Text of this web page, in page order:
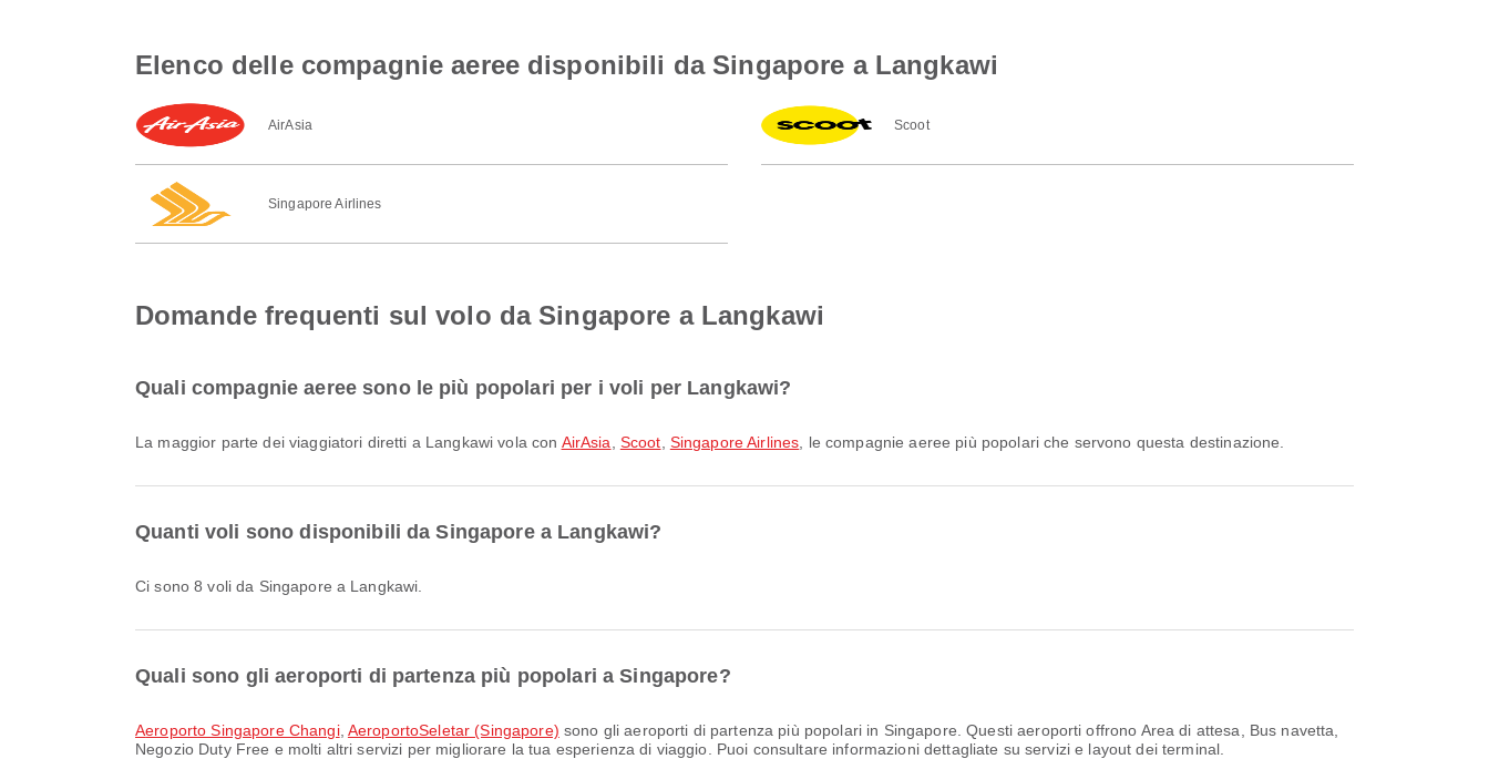
Elenco delle compagnie aeree disponibili da Singapore a Langkawi
AirAsia Scoot
Singapore Airlines
Domande frequenti sul volo da Singapore a Langkawi
Quali compagnie aeree sono le più popolari per i voli per Langkawi?
La maggior parte dei viaggiatori diretti a Langkawi vola con AirAsia Scoot Singapore Airlines , le compagnie aeree più popolari che servono questa destinazione.
Quanti voli sono disponibili da Singapore a Langkawi?
Ci sono 8 voli da Singapore a Langkawi.
Quali sono gli aeroporti di partenza più popolari a Singapore?
Aeroporto Singapore Changi, AeroportoSeletar (Singapore) sono gli aeroporti di partenza più popolari in Singapore. Questi aeroporti offrono Area di attesa, Bus navetta,
Negozio Duty Free e molti altri servizi per migliorare la tua esperienza di viaggio. Puoi consultare informazioni dettagliate su servizi e layout dei terminal.